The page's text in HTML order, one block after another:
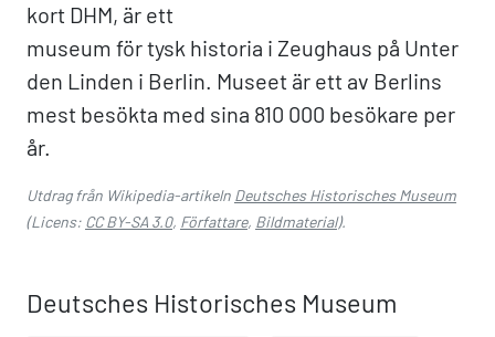
kort DHM, är ett
museum för tysk historia i Zeughaus på Unter
den Linden i Berlin. Museet är ett av Berlins
mest besökta med sina 810 000 besökare per
år.
Utdrag från Wikipedia-artikeln Deutsches Historisches Museum
(Licens: CC BY-SA 3.0, Författare, Bildmaterial).
Deutsches Historisches Museum